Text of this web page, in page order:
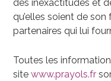
des inexactitudes et
qu’elles soient de
partenaires qui lui
Toutes les
sitewww.prayols.fr